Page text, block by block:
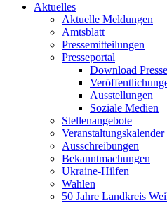
Aktuelles
Aktuelle Meldungen
Amtsblatt
Pressemitteilungen
Presseportal
Download Presse
Ausstellungen
Soziale Medien
Stellenangebote
Veranstaltungskalender
Ausschreibungen
Bekanntmachungen
Ukraine-Hilfen
Wahlen
50 Jahre Landkreis